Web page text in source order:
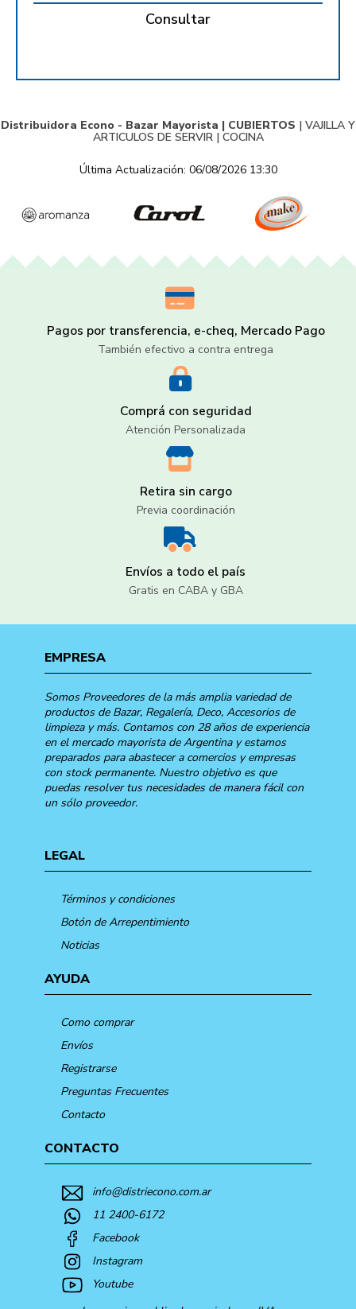
Consultar
Distribuidora Econo - Bazar Mayorista | CUBIERTOS | VAJILLA Y
ARTICULOS DE SERVIR| COCINA
Última Actualización: 06/08/2026 13:30
Pagos por transferencia, e-cheq, Mercado Pago
También efectivo a contra entrega
Comprá con seguridad
Atención Personalizada
Retira sin cargo
Previa coordinación
Envíos a todo el país
Gratis en CABA y GBA
EMPRESA
Somos Proveedores de la más amplia variedad de
productos de Bazar, Regalería, Deco, Accesorios de
limpieza y más. Contamos con 28 años de experiencia
en el mercado mayorista de Argentina y estamos
preparados para abastecer a comercios y empresas
con stock permanente. Nuestro objetivo es que
puedas resolver tus necesidades de manera fácil con
un sólo proveedor.
LEGAL
Términos y condiciones
Botón de Arrepentimiento
Noticias
AYUDA
Como comprar
Envíos
Registrarse
Preguntas Frecuentes
Contacto
CONTACTO
info@distriecono.com.ar
11 2400-6172
Facebook
Instagram
Youtube